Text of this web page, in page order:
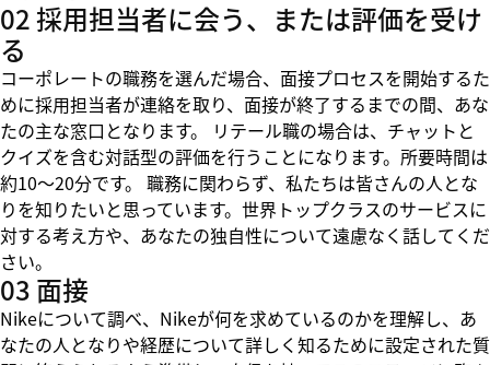
02 採用担当者に会う、または評価を受け
る
コーポレートの職務を選んだ場合、面接プロセスを開始するた
めに採用担当者が連絡を取り、面接が終了するまでの間、あな
たの主な窓口となります。 リテール職の場合は、チャットと
クイズを含む対話型の評価を行うことになります。所要時間は
約10～20分です。 職務に関わらず、私たちは皆さんの人とな
りを知りたいと思っています。世界トップクラスのサービスに
対する考え方や、あなたの独自性について遠慮なく話してくだ
さい。
03 面接
Nikeについて調べ、Nikeが何を求めているのかを理解し、あ
なたの人となりや経歴について詳しく知るために設定された質